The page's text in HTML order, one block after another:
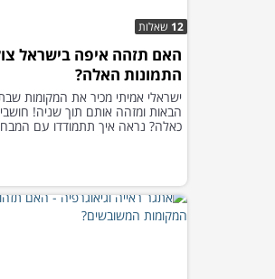
12 שאלות
האם תזהה איפה בישראל
התמונות האלה?
ישראלי אמיתי מכיר את המקומות
הבאות ומזהה אותם תוך שניה!
כאלה? נראה איך תתמודדו עם